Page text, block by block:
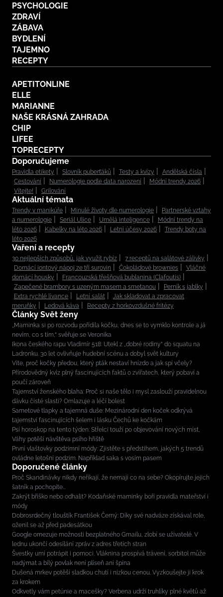
PSYCHOLOGIE
ZDRAVÍ
ZÁBAVA
BYDLENÍ
TAJEMNO
RECEPTY
APETITONLINE
ELLE
MARIANNE
NAŠE KRÁSNÁ ZAHRADA
CHIP
LIFEE
TOPRECEPTY
Doporučujeme
Pravidla etikety Slovník puberťáků Testy a kvízy
Andělská čísla
Cestování
Numerologie podle data narození
Módní trendy 2026
Vítejte!
Grilování
Aktuální témata
Trendy v manikúře Minulé životy dle numerologie
Partnerské vztahy
a numerologie
Seriál Ulice Umělá inteligence
Módní trendy na
léto 2026
Kabelky na léto 2026 Letní účesy 2026
Trendy boty na
léto 2026
Vaření a recepty
30 nejlepších způsobů, jak využít rybíz
7 receptů na salátové zálivky
Domácí iontový nápoj ze tří surovin
Čokoládové brownies
Vláčné
domácí housky
Francouzská třešňová bublanina (Clafoutis)
Zapečené brambory s uzeným masem a smetanou
Perník s jablky
Extra rychlé lívance
Letní salát
Jak skladovat a zpracovat
meruňky
Ledová káva Recepty z horkovzdušné fritézy
Články Svět ženy
„Maminka si po rozvodu pořídila kočku, dnes se to vymklo kontrole a já
nevím, co s tím,“ svěřuje se Veronika
Ikona českého rapu Vladimír 518: Utekl z „dobré rodiny“ do squatu na
Ladronku. 30 let ovlivňuje hudební scénu a dobyl svět kultury
Víte, proč kočky předou, který pták nestaví hnízdo a jak spí včely?
Přírodovědný kvíz plný fascinujících faktů o zvířatech, který pobaví a
poučí zároveň
Tajemství ženského blaha: Proč si naše tělo i mysl zaslouží pravidelnou
dávku čisté slasti? Omlazuje a léčí bolest
Sametové tlapky a tajemná duše: Mezinárodní den koček odkrývá
tajemství fascinujících šelem i lásku Čechů ke kočkám
Psí horoskop na tento týden: Střelci touží po objevování nových míst,
Váhy potěší návštěva psího hřiště
První vlaštovky podzimní módy: Zjistěte s předstihem, jakých 5 trendů
ovládne letošní podzim. Například saka s vosím pasem
Doporučené články
Proč Skandinávky nikdy neříkají, že nemají co na sebe? Okopírujte jejich
šatník a pochopíte...
Zakrýt bříško nebo odhalit? Kodaňské maminky boří pravidla mateřství i
módy
Dobrosrdečný tlouštík František Černý: Díky své nadváze získával role,
oženil se až před padesátkou
Google omezuje možnosti bezplatného Gmailu, zlobí se uživatelé. V
lednu ukončí odesílání zpráv z adres třetích stran
Švestky umí potrápit i pomoci. Vláknina prospívá trávení, sorbitol může
nadýmat a bílý povlak není plíseň ani špína
Dušená mrkev potěší sladkou chutí i nízkou cenou. Vyzkoušejte ji krok
za krokem
Odkvetly vám petúnie a macešky? Verbena udrží truhlíky plné květů až